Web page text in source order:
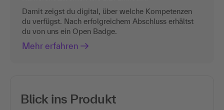
Damit zeigst du digital, über welche Kompetenzen
du verfügst. Nach erfolgreichem Abschluss erhältst
du von uns ein Open Badge.
Mehr erfahren
Blick ins Produkt